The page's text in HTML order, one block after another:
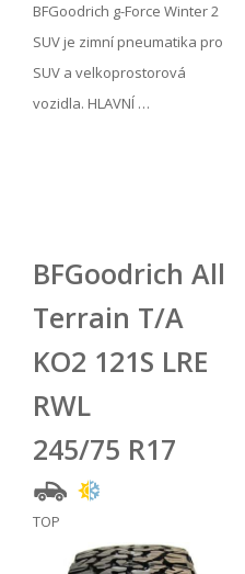
BFGoodrich g-Force Winter 2
SUV je zimní pneumatika pro
SUV a velkoprostorová
vozidla. HLAVNÍ …
BFGoodrich All
Terrain T/A
KO2 121S LRE
RWL
245/75 R17
TOP